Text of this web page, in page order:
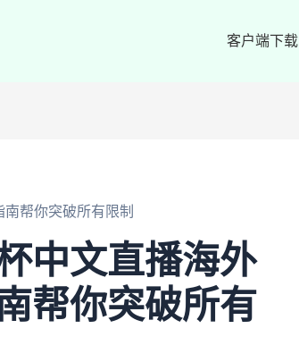
客户端下载
帮你突破所有限制
中文直播海外
帮你突破所有